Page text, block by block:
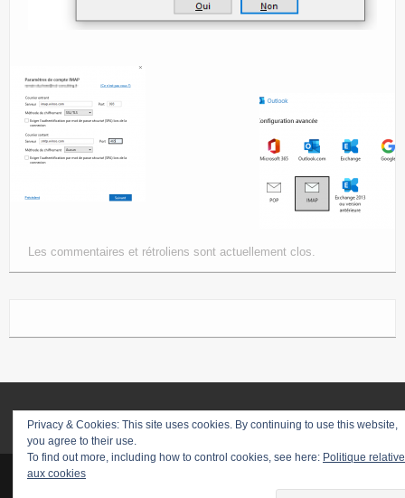
Les commentaires et rétroliens sont actuellement clos.
Privacy & Cookies: This site uses cookies. By continuing to use this website,
you agree to their use.
To find out more, including how to control cookies, see here: Politique relative
aux cookies